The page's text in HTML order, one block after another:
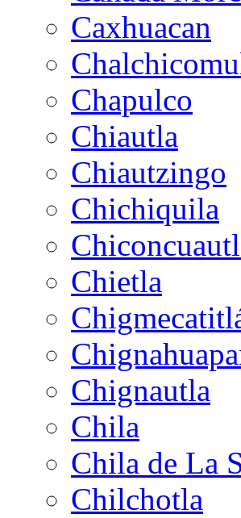
Caxhuacan
Chapulco
Chiautla
Chiautzingo
Chichiquila
Chietla
Chignautla
Chila
Chila de La
Chilchotla